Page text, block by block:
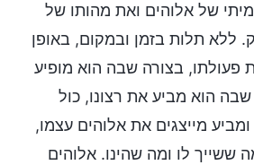
של אלוהים ואת מהותו של
ללא תלות בזמן ובמקום, באופן
פעולתו, בצורה שבה הוא מופיע
הוא מביע את רצונו, כול
מייצגים את אלוהים עצמו,
ששייך לו ומה שהינו. אלוהים